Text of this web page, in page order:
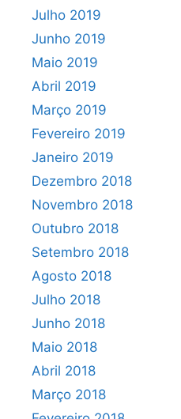
Julho 2019
Junho 2019
Maio 2019
Abril 2019
Março 2019
Fevereiro 2019
Janeiro 2019
Dezembro 2018
Novembro 2018
Outubro 2018
Setembro 2018
Agosto 2018
Julho 2018
Junho 2018
Maio 2018
Abril 2018
Março 2018